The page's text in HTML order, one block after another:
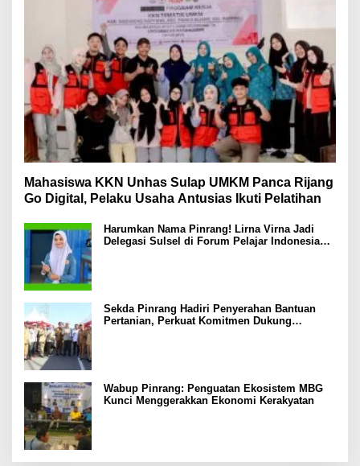
Mahasiswa KKN Unhas Sulap UMKM Panca Rijang
Go Digital, Pelaku Usaha Antusias Ikuti Pelatihan
Harumkan Nama Pinrang! Lirna Virna Jadi
Delegasi Sulsel di Forum Pelajar Indonesia
Sekda Pinrang Hadiri Penyerahan Bantuan
Pertanian, Perkuat Komitmen Dukung
Wabup Pinrang: Penguatan Ekosistem MBG
Kunci Menggerakkan Ekonomi Kerakyatan